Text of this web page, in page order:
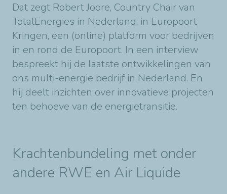
Dat zegt Robert Joore, Country Chair van
TotalEnergies in Nederland, in Europoort
Kringen, een (online) platform voor bedrijven
in en rond de Europoort. In een interview
bespreekt hij de laatste ontwikkelingen van
ons multi-energie bedrijf in Nederland. En
hij deelt inzichten over innovatieve projecten
ten behoeve van de energietransitie.
Krachtenbundeling met onder
andere RWE en Air Liquide